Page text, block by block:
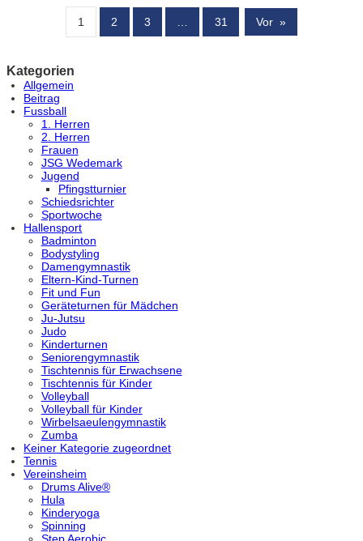
1 2 3 … 31 Vor »
Kategorien
Allgemein
Beitrag
Fussball
1. Herren
2. Herren
Frauen
JSG Wedemark
Jugend
Pfingstturnier
Schiedsrichter
Sportwoche
Hallensport
Badminton
Bodystyling
Damengymnastik
Eltern-Kind-Turnen
Fit und Fun
Geräteturnen für Mädchen
Ju-Jutsu
Judo
Kinderturnen
Seniorengymnastik
Tischtennis für Erwachsene
Tischtennis für Kinder
Volleyball
Volleyball für Kinder
Wirbelsaeulengymnastik
Zumba
Keiner Kategorie zugeordnet
Tennis
Vereinsheim
Drums Alive®
Hula
Kinderyoga
Spinning